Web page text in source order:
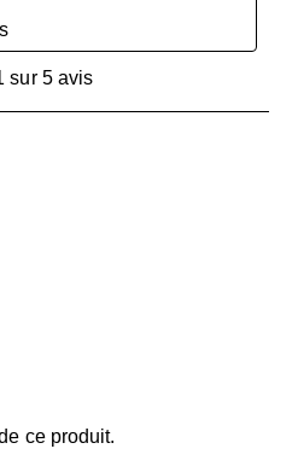
sur 5 avis
ce produit.